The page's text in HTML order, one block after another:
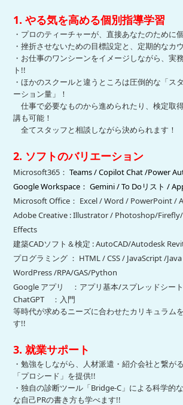
1. やる気を高める個別指導学習
・プロのティーチャーが、直接あなたのために
・挫折させないための目標設定と、定期的なカ
・お仕事のワンシーンをイメージしながら、実
ト!!
・ほかのスクールと違うところは圧倒的な「ス
ーション量」！
仕事で必要なものから進められたり、検定取
講も可能！
全てスタッフと相談しながら決められます！
2. ソフトのバリエーション
Microsoft365： Teams / Copilot Chat /Power
Google Workspace： Gemini / To Doリスト /
Microsoft Office： Excel / Word / PowerPoint /
Adobe Creative : Illustrator / Photoshop/
Effects
建築CADソフト＆検定 : AutoCAD/Autodesk
プログラミング ： HTML / CSS / JavaScript /
WordPress /RPA/GAS/Python
Google アプリ ：アプリ基本/スプレッドシー
ChatGPT ：入門
等時代が求めるニーズに合わせたカリキュラム
す!!
3. 就業サポート
・勉強をしながら、人材派遣・紹介会社と繋が
「プロシード」を提供!!
・独自の診断ツール「Bridge-C」による科学的
な自己PRの書き方も学べます!!